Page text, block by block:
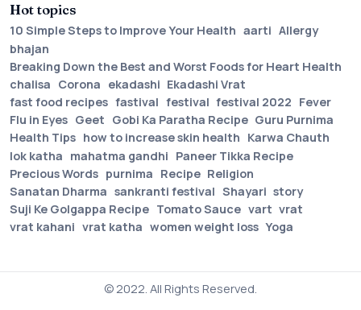
Hot topics
10 Simple Steps to Improve Your Health aarti Allergy
bhajan
Breaking Down the Best and Worst Foods for Heart Health
chalisa Corona ekadashi Ekadashi Vrat
fast food recipes fastival festival festival 2022 Fever
Flu in Eyes Geet Gobi Ka Paratha Recipe Guru Purnima
Health Tips how to increase skin health Karwa Chauth
lok katha mahatma gandhi Paneer Tikka Recipe
Precious Words purnima Recipe Religion
Sanatan Dharma sankranti festival Shayari story
Suji Ke Golgappa Recipe Tomato Sauce vart vrat
vrat kahani vrat katha women weight loss Yoga
© 2022. All Rights Reserved.